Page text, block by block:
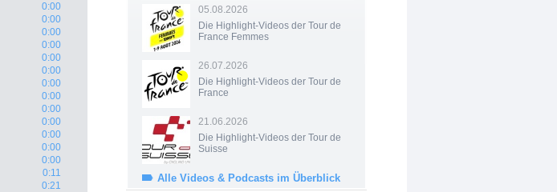
0:00
0:00
0:00
0:00
0:00
0:00
0:00
0:00
0:00
0:00
0:00
0:00
0:00
0:11
0:21
05.08.2026
Die Highlight-Videos der Tour de
France Femmes
26.07.2026
Die Highlight-Videos der Tour de
France
21.06.2026
Die Highlight-Videos der Tour de
Suisse
Alle Videos & Podcasts im Überblick